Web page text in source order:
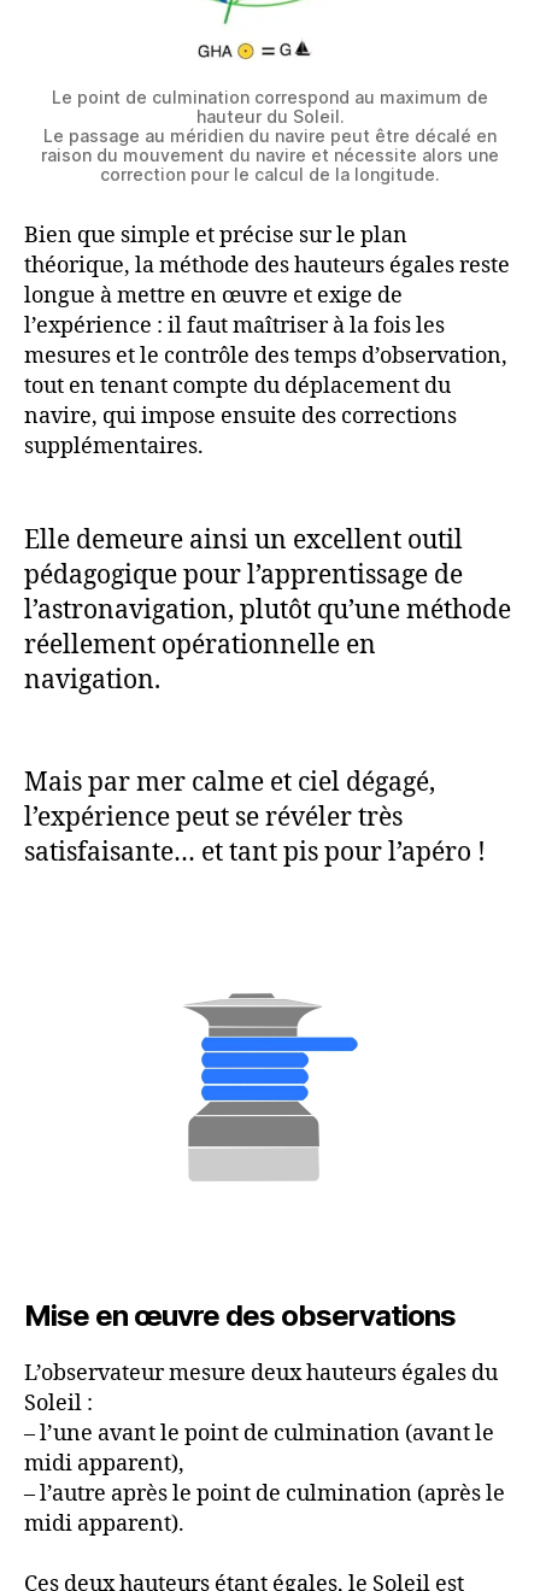
Le point de culmination correspond au maximum de
hauteur du Soleil.
Le passage au méridien du navire peut être décalé en
raison du mouvement du navire et nécessite alors une
correction pour le calcul de la longitude.
Bien que simple et précise sur le plan
théorique, la méthode des hauteurs égales reste
longue à mettre en œuvre et exige de
l’expérience : il faut maîtriser à la fois les
mesures et le contrôle des temps d’observation,
tout en tenant compte du déplacement du
navire, qui impose ensuite des corrections
supplémentaires.
Elle demeure ainsi un excellent outil
pédagogique pour l’apprentissage de
l’astronavigation, plutôt qu’une méthode
réellement opérationnelle en
navigation.
Mais par mer calme et ciel dégagé,
l’expérience peut se révéler très
satisfaisante… et tant pis pour l’apéro !
Mise en œuvre des observations
L’observateur mesure deux hauteurs égales du
Soleil :
– l’une avant le point de culmination (avant le
midi apparent),
– l’autre après le point de culmination (après le
midi apparent).
Ces deux hauteurs étant égales, le Soleil est